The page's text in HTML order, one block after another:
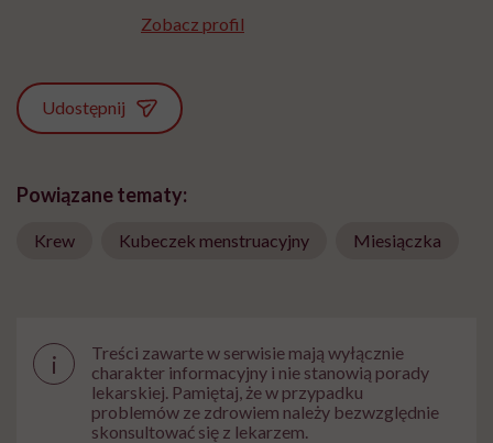
Zobacz profil
Udostępnij
Powiązane tematy:
Krew Kubeczek menstruacyjny Miesiączka
i
Treści zawarte w serwisie mają wyłącznie
charakter informacyjny i nie stanowią porady
lekarskiej. Pamiętaj, że w przypadku
problemów ze zdrowiem należy bezwzględnie
skonsultować się z lekarzem.